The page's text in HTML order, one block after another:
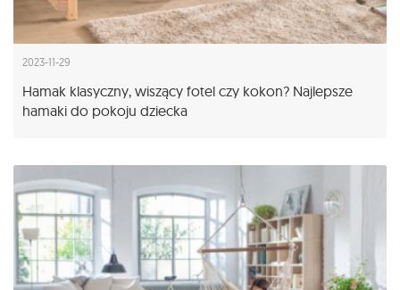
2023-11-29
Hamak klasyczny, wiszący fotel czy kokon? Najlepsze
hamaki do pokoju dziecka